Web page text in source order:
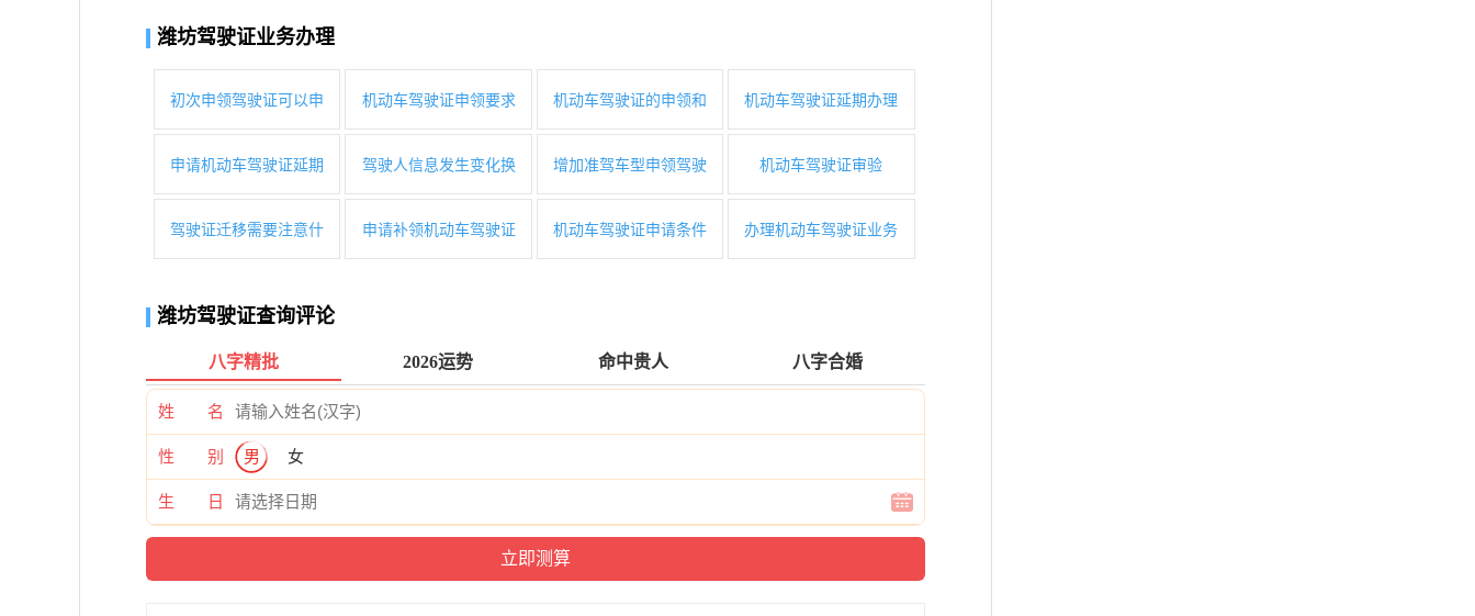
潍坊驾驶证业务办理
初次申领驾驶证可以申 机动车驾驶证申领要求 机动车驾驶证的申领和 机动车驾驶证延期办理
申请机动车驾驶证延期 驾驶人信息发生变化换 增加准驾车型申领驾驶 机动车驾驶证审验
驾驶证迁移需要注意什 申请补领机动车驾驶证 机动车驾驶证申请条件 办理机动车驾驶证业务
潍坊驾驶证查询评论
八字精批 2026运势 命中贵人 八字合婚
姓 名
性 别 男 女
生 日